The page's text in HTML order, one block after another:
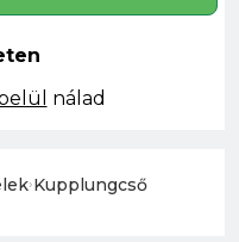
nálad
›Kupplungcső